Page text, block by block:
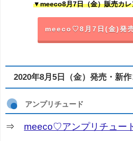
▼meeco8月7日（金）販売カ
meeco♡8月7日(金)発
2020年8月5日（金）発売・新作
アンプリチュード
⇒ meeco♡アンプリチュー